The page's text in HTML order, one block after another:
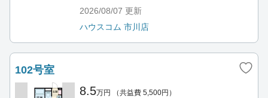
2026/08/07 更新
ハウスコム 市川店
102号室
8.5万円 （共益費 5,500円）